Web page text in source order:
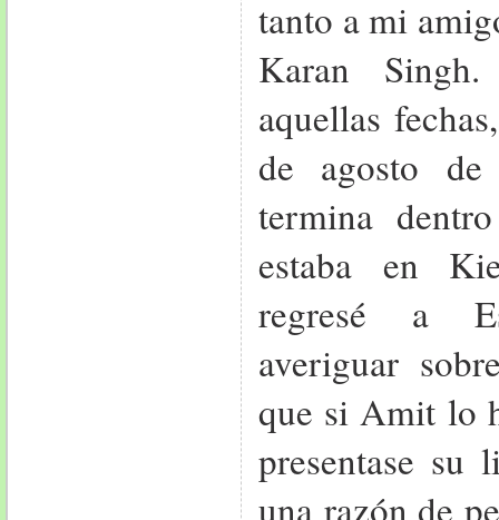
tanto a mi
Karan
aquellas
de agosto
termina
estaba en
regresé a
averiguar
que si Amit lo
presentase su
una razón de